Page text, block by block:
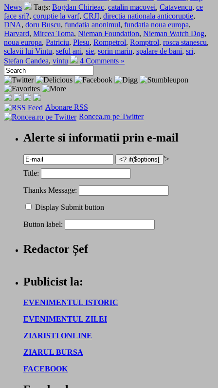
News
Tags: Bogdan Chirieac, catalin macovei, Catavencu, ce
face sri?, coruptie la varf, CRJI, directia nationala anticoruptie,
DNA, doru Buscu, fundatia anonimul, fundatia noua europa,
Harvard, Mircea Toma, Nieman Foundation, Nieman Watch Dog,
noua europa, Patriciu, Plesu, Rompetrol, Romptrol, rosca stanescu,
sclavii lui Vintu, seful ani, sie, sorin marin, spalare de bani, sri,
Stefan Candea, vintu 4 Comments »
Abonare RSS
Roncea.ro pe Twitter
Alerte si informatii prin e-mail
'>
Title:
Thanks Message:
Display Submit button
Button label:
Redactor Șef
Publicist la:
EVENIMENTUL ISTORIC
EVENIMENTUL ZILEI
ZIARISTI ONLINE
ZIARUL BURSA
FACEBOOK